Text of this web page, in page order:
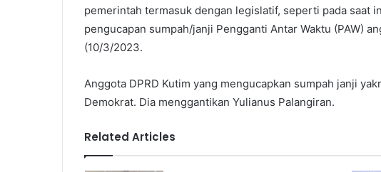
pemerintah termasuk dengan legislatif, seperti pada saat
pengucapan sumpah/janji Pengganti Antar Waktu (PAW)
(10/3/2023.
Anggota DPRD Kutim yang mengucapkan sumpah janji
Demokrat. Dia menggantikan Yulianus Palangiran.
Related Articles